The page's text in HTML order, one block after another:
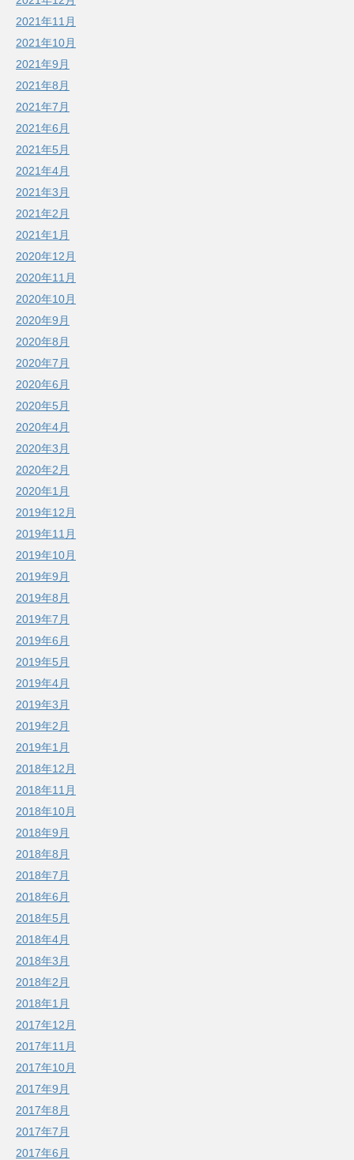
2021年11月
2021年10月
2021年9月
2021年8月
2021年7月
2021年6月
2021年5月
2021年4月
2021年3月
2021年2月
2021年1月
2020年12月
2020年11月
2020年10月
2020年9月
2020年8月
2020年7月
2020年6月
2020年5月
2020年4月
2020年3月
2020年2月
2020年1月
2019年12月
2019年11月
2019年10月
2019年9月
2019年8月
2019年7月
2019年6月
2019年5月
2019年4月
2019年3月
2019年2月
2019年1月
2018年12月
2018年11月
2018年10月
2018年9月
2018年8月
2018年7月
2018年6月
2018年5月
2018年4月
2018年3月
2018年2月
2018年1月
2017年12月
2017年11月
2017年10月
2017年9月
2017年8月
2017年7月
2017年6月